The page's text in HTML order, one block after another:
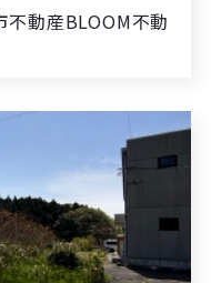
動産BLOOM不動